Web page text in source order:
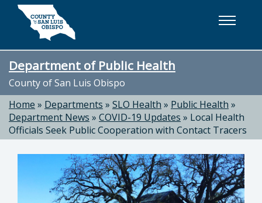
Skip to main content
Department of Public Health
County of San Luis Obispo
Home » Departments » SLO Health » Public Health »
Department News » COVID-19 Updates » Local Health
Officials Seek Public Cooperation with Contact Tracers